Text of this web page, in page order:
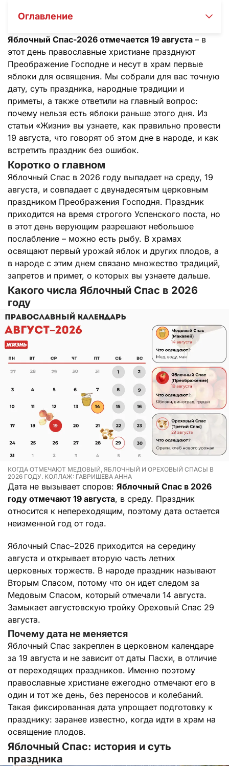
Оглавление
Яблочный Спас-2026 отмечается 19 августа – в
этот день православные христиане празднуют
Преображение Господне и несут в храм первые
яблоки для освящения. Мы собрали для вас точную
дату, суть праздника, народные традиции и
приметы, а также ответили на главный вопрос:
почему нельзя есть яблоки раньше этого дня. Из
статьи «Жизни» вы узнаете, как правильно провести
19 августа, что говорят об этом дне в народе, и как
встретить праздник без ошибок.
Коротко о главном
Яблочный Спас в 2026 году выпадает на среду, 19
августа, и совпадает с двунадесятым церковным
праздником Преображения Господня. Праздник
приходится на время строгого Успенского поста, но
в этот день верующим разрешают небольшое
послабление – можно есть рыбу. В храмах
освящают первый урожай яблок и других плодов, а
в народе с этим днем связано множество традиций,
запретов и примет, о которых вы узнаете дальше.
Какого числа Яблочный Спас в 2026
году
КОГДА ОТМЕЧАЮТ МЕДОВЫЙ, ЯБЛОЧНЫЙ И ОРЕХОВЫЙ СПАСЫ В
2026 ГОДУ. КОЛЛАЖ: ГАВРИШЕВА АННА
Дата не вызывает споров: Яблочный Спас в 2026
году отмечают 19 августа, в среду. Праздник
относится к непереходящим, поэтому дата остается
неизменной год от года.
Яблочный Спас–2026 приходится на середину
августа и открывает вторую часть летних
церковных торжеств. В народе праздник называют
Вторым Спасом, потому что он идет следом за
Медовым Спасом, который отмечали 14 августа.
Замыкает августовскую тройку Ореховый Спас 29
августа.
Почему дата не меняется
Яблочный Спас закреплен в церковном календаре
за 19 августа и не зависит от даты Пасхи, в отличие
от переходящих праздников. Именно поэтому
православные христиане ежегодно отмечают его в
один и тот же день, без переносов и колебаний.
Такая фиксированная дата упрощает подготовку к
празднику: заранее известно, когда идти в храм на
освящение плодов.
Яблочный Спас: история и суть
праздника